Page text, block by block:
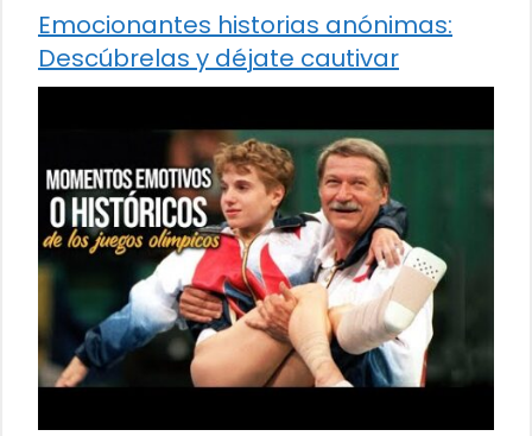
Emocionantes historias anónimas:
Descúbrelas y déjate cautivar